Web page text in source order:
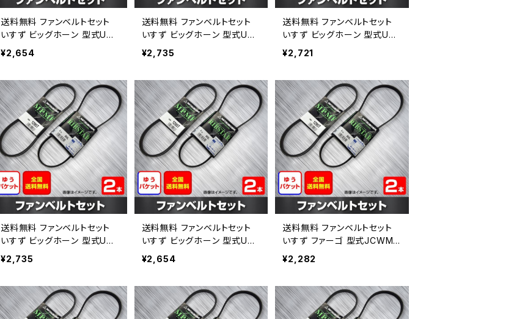
送料無料 ファンベルトセット
いすず ビッグホーン 型式UBS
69 H09.12～ （国内トップメー
カー） 2本セット HAB-1366
¥2,654
送料無料 ファンベルトセット
いすず ビッグホーン 型式UBS
69 H03.12～ （国内トップメー
カー） 2本セット HAB-1414
¥2,735
送料無料 ファンベルトセット
いすず ビッグホーン 型式UBS
69 H09.12～ （国内トップメー
カー） 2本セット HAB-1415
¥2,721
送料無料 ファンベルトセット
いすず ビッグホーン 型式UBS
69 H03.12～ （国内トップメー
カー） 2本セット HAB-1416
¥2,735
送料無料 ファンベルトセット
いすず ビッグホーン 型式UBS
69 H03.12～ （国内トップメー
カー） 2本セット HAB-1417
¥2,654
送料無料 ファンベルトセット
いすず ファーゴ 型式JCWMG
E24 H06.05～H13.05 （国内
トップメーカー） 2本セット HA
¥2,282